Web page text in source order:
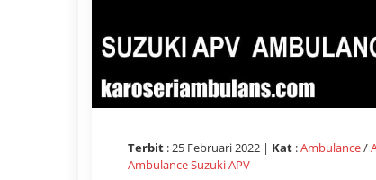
Terbit : 25 Februari 2022 | Kat :Ambulance/
Ambulance Suzuki APV